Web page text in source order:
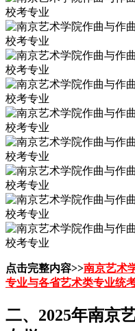
点击完整内容>>南京艺术
专业与各省艺术类专业统
二、2025年南京